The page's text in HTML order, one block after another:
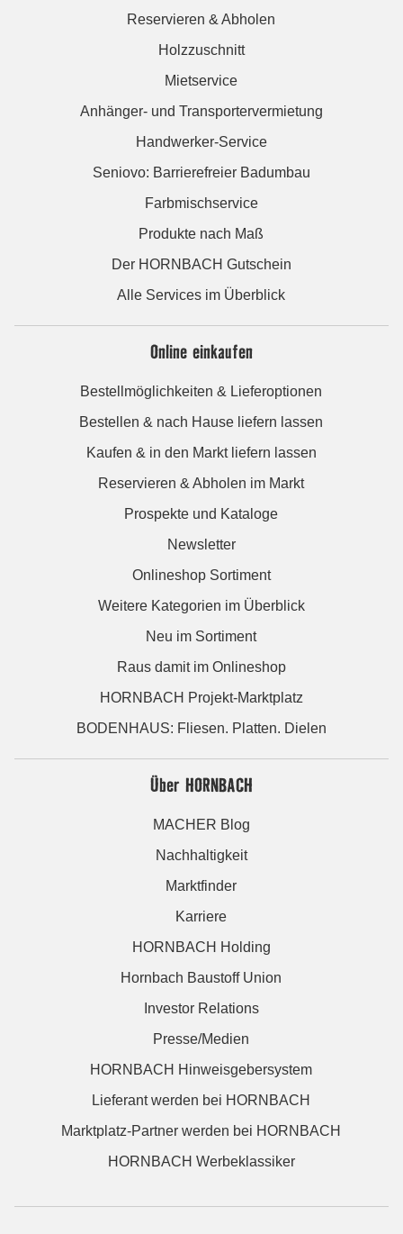
Reservieren & Abholen
Holzzuschnitt
Mietservice
Anhänger- und Transportervermietung
Handwerker-Service
Seniovo: Barrierefreier Badumbau
Farbmischservice
Produkte nach Maß
Der HORNBACH Gutschein
Alle Services im Überblick
Online einkaufen
Bestellmöglichkeiten & Lieferoptionen
Bestellen & nach Hause liefern lassen
Kaufen & in den Markt liefern lassen
Reservieren & Abholen im Markt
Prospekte und Kataloge
Newsletter
Onlineshop Sortiment
Weitere Kategorien im Überblick
Neu im Sortiment
Raus damit im Onlineshop
HORNBACH Projekt-Marktplatz
BODENHAUS: Fliesen. Platten. Dielen
Über HORNBACH
MACHER Blog
Nachhaltigkeit
Marktfinder
Karriere
HORNBACH Holding
Hornbach Baustoff Union
Investor Relations
Presse/Medien
HORNBACH Hinweisgebersystem
Lieferant werden bei HORNBACH
Marktplatz-Partner werden bei HORNBACH
HORNBACH Werbeklassiker